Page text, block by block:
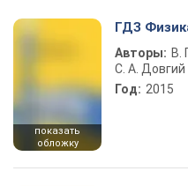
показать
обложку
ГДЗ
Авторы: В.
С. А. Довгий
Год: 2015